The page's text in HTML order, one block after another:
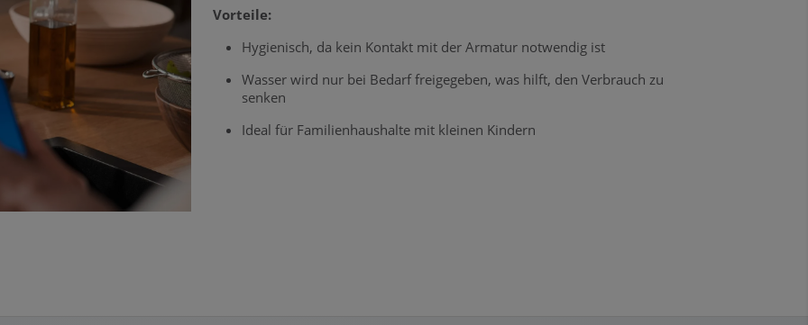
Vorteile:
Hygienisch, da kein Kontakt mit der Armatur notwendig ist
Wasser wird nur bei Bedarf freigegeben, was hilft, den Verbrauch zu
senken
Ideal für Familienhaushalte mit kleinen Kindern